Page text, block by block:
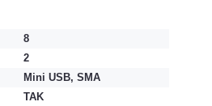
8
2
Mini USB, SMA
TAK